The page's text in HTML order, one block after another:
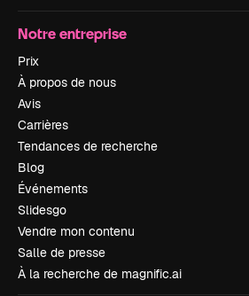
Notre entreprise
Prix
À propos de nous
Avis
Carrières
Tendances de recherche
Blog
Événements
Slidesgo
Vendre mon contenu
Salle de presse
À la recherche de magnific.ai